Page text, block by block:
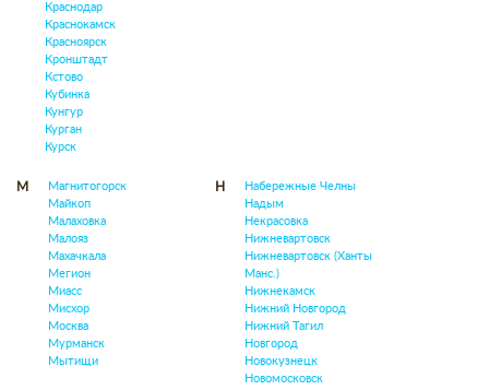
Краснодар
Краснокамск
Красноярск
Кронштадт
Кстово
Кубинка
Кунгур
Курган
Курск
М
Магнитогорск
Майкоп
Малаховка
Малояз
Махачкала
Мегион
Миасс
Мисхор
Москва
Мурманск
Мытищи
Н
Набережные Челны
Надым
Некрасовка
Нижневартовск
Нижневартовск (Ханты
Манс.)
Нижнекамск
Нижний Новгород
Нижний Тагил
Новгород
Новокузнецк
Новомосковск